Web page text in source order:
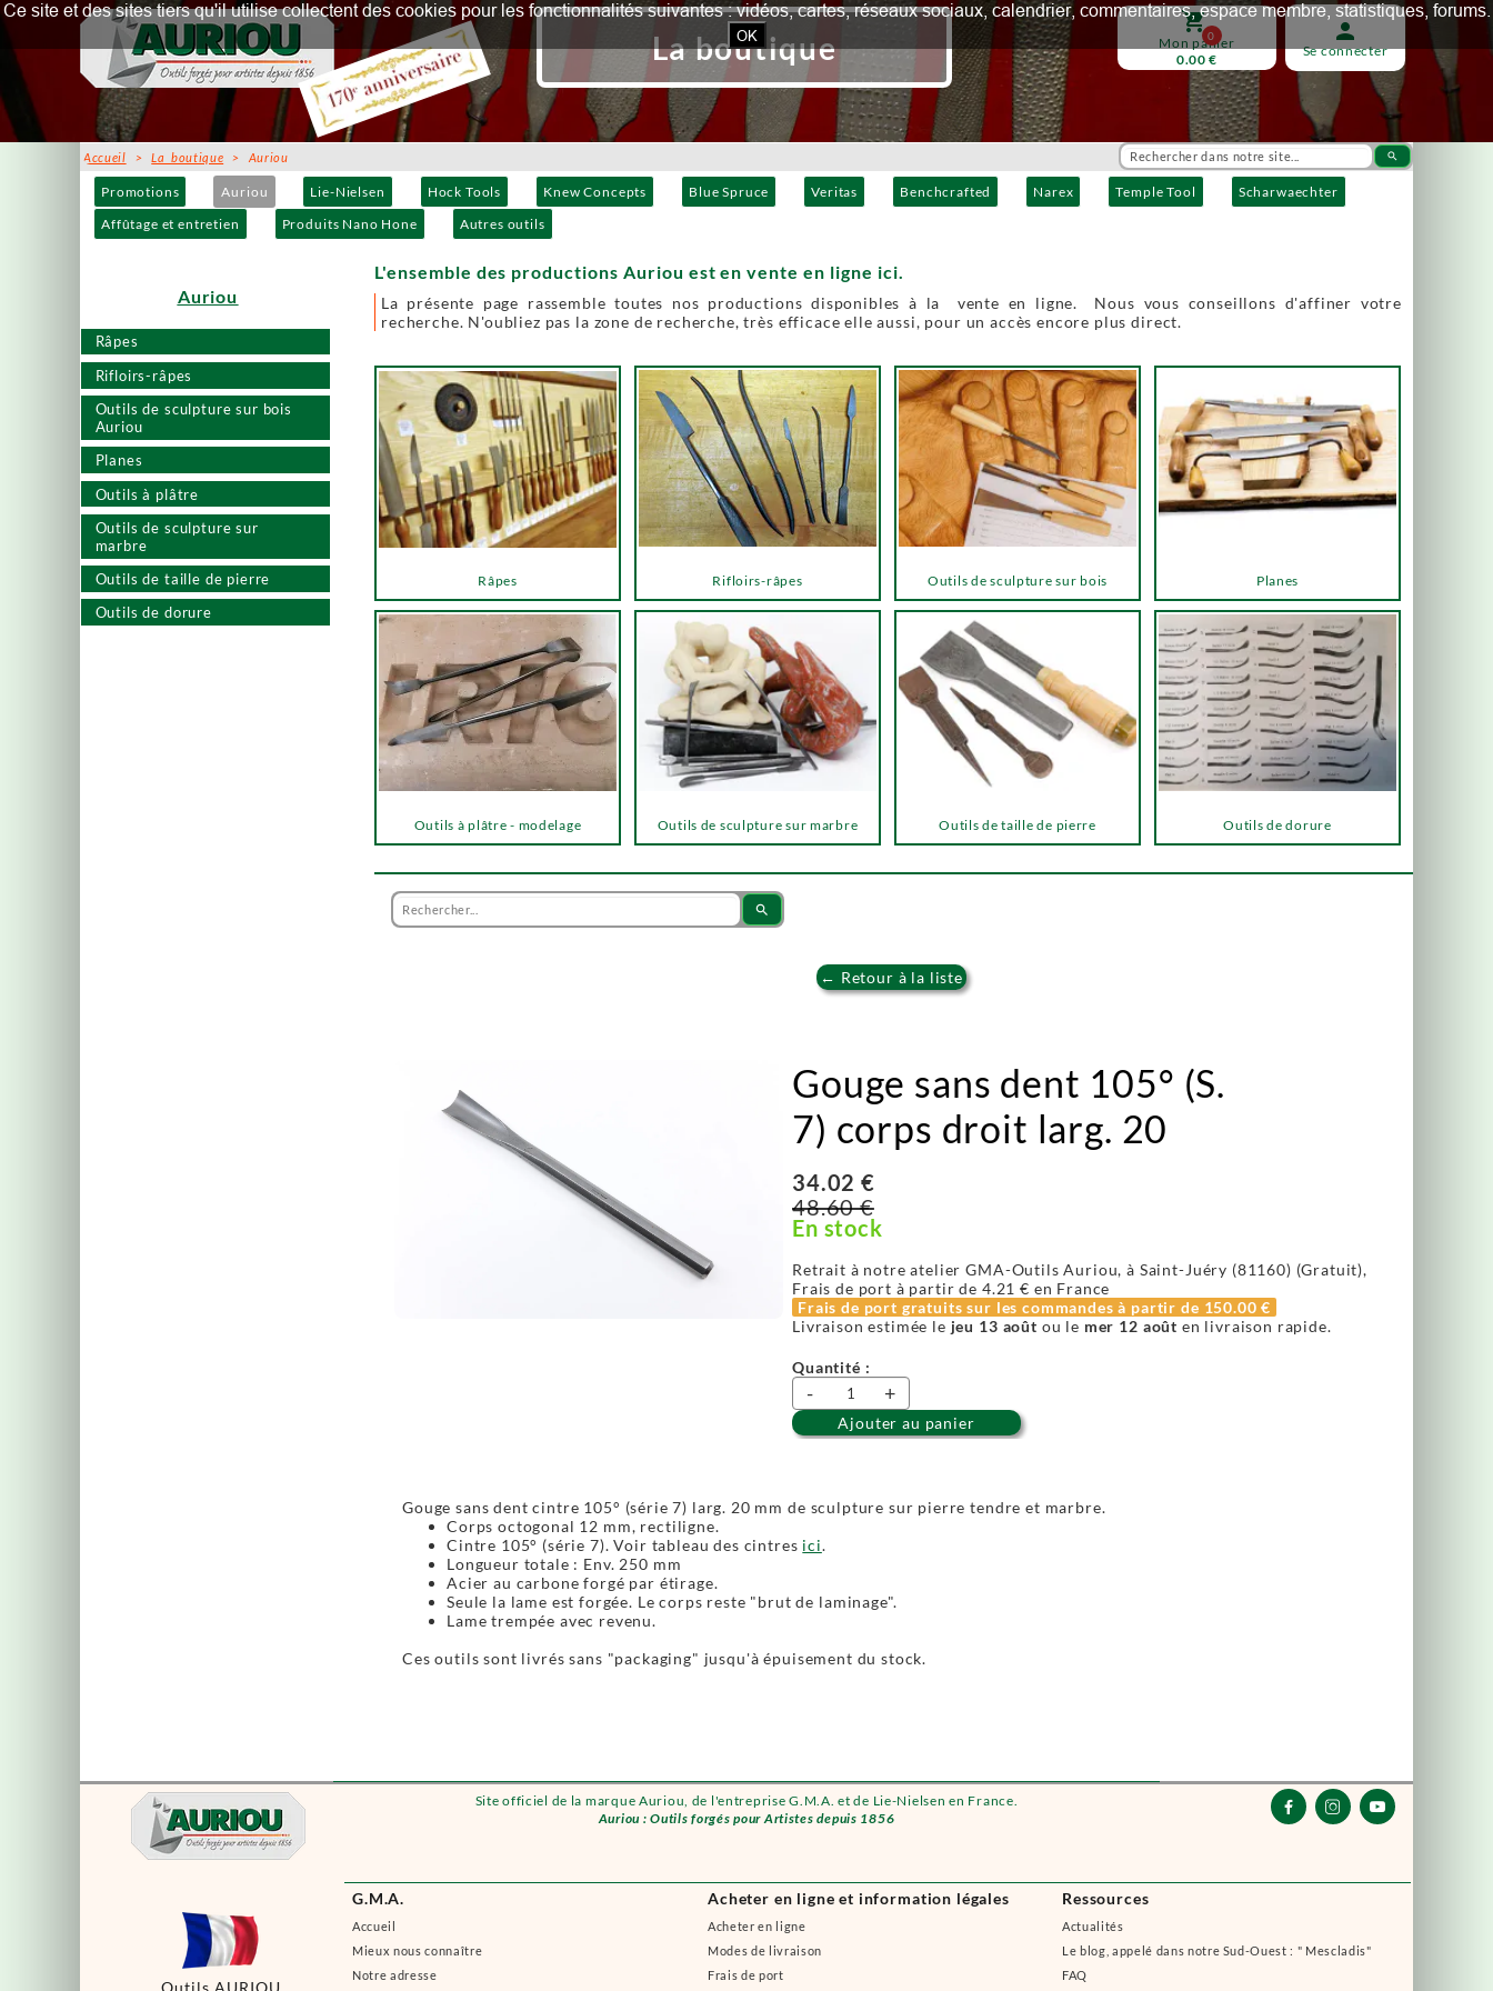
Site officiel de la marque Auriou, de l'entreprise G.M.A. et de Lie-Nielsen en France.
Auriou : Outils forgés pour Artistes depuis 1856
search
Promotions Auriou Lie-Nielsen Hock Tools Knew Concepts Blue Spruce Veritas Benchcrafted Narex Temple Tool
Scharwaechter
Affûtage et entretien
Produits Nano Hone Autres outils
person
Se connecter
shopping_cart
0
Mon panier
0.00 €
Râpes
Rifloirs-râpes
Outils de sculpture sur bois
Auriou
Planes
Outils à plâtre
Outils de sculpture sur
marbre
Outils de taille de pierre
Outils de dorure
G.M.A.
Accueil
Mieux nous connaître
Notre adresse
Acheter en ligne et information légales
Acheter en ligne
Modes de livraison
Frais de port
Ressources
Actualités
Le blog, appelé dans notre Sud-Ouest : " Mescladis"
FAQ
  
Outils AURIOU
La boutique
Accueil >La boutique > Auriou
L'ensemble des productions Auriou est en vente en ligne ici.
La présente page rassemble toutes nos productions disponibles à la vente en ligne. Nous vous conseillons d'affiner votre
recherche. N'oubliez pas la zone de recherche, très efficace elle aussi, pour un accès encore plus direct.
Auriou
Râpes Rifloirs-râpes Outils de sculpture sur bois Planes
Outils à plâtre - modelage Outils de sculpture sur marbre Outils de taille de pierre Outils de dorure
search
← Retour à la liste
Gouge sans dent 105° (S.
7) corps droit larg. 20
34.02 €
48.60 €
En stock
Retrait à notre atelier GMA-Outils Auriou, à Saint-Juéry (81160) (Gratuit),
Frais de port à partir de 4.21 € en France
Frais de port gratuits sur les commandes à partir de 150.00 €
Livraison estimée le jeu 13 août ou le mer 12 août en livraison rapide.
Quantité :
- +
Ajouter au panier
Gouge sans dent cintre 105° (série 7) larg. 20 mm de sculpture sur pierre tendre et marbre.
Corps octogonal 12 mm, rectiligne.
Cintre 105° (série 7). Voir tableau des cintres ici.
Longueur totale : Env. 250 mm
Acier au carbone forgé par étirage.
Seule la lame est forgée. Le corps reste "brut de laminage".
Lame trempée avec revenu.
Ces outils sont livrés sans "packaging" jusqu'à épuisement du stock.
Ce site et des sites tiers qu'il utilise collectent des cookies pour les fonctionnalités suivantes : vidéos, cartes, réseaux sociaux, calendrier, commentaires, espace membre, statistiques, forums.
OK